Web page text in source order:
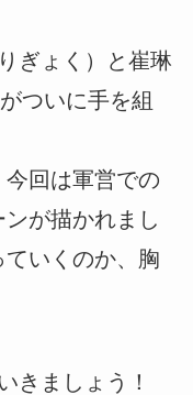
ぎょく）と崔琳
ついに手を組
回は軍営での
が描かれまし
いくのか、胸
きましょう！